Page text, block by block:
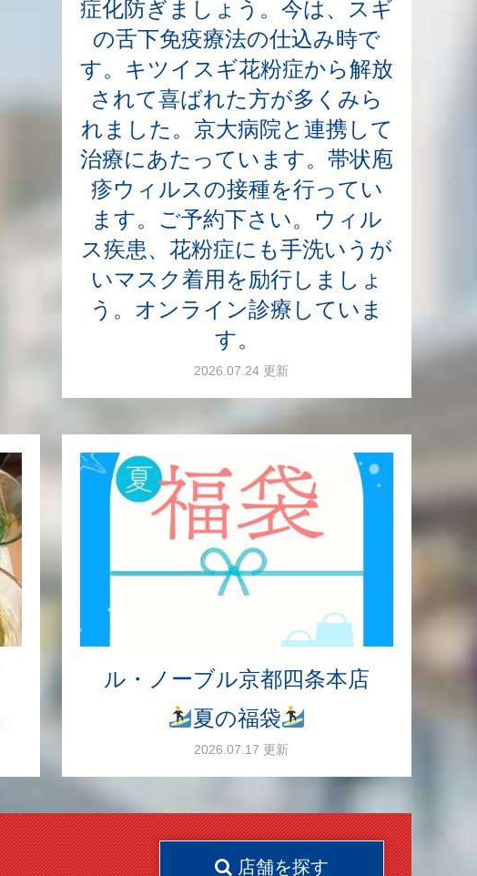
症化防ぎましょう。今は、スギ
の舌下免疫療法の仕込み時で
す。キツイスギ花粉症から解放
されて喜ばれた方が多くみら
れました。京大病院と連携して
治療にあたっています。帯状庖
疹ウィルスの接種を行ってい
ます。ご予約下さい。ウィル
ス疾患、花粉症にも手洗いうが
いマスク着用を励行しましょ
う。オンライン診療していま
す。
2026.07.24 更新
ル・ノーブル京都四条本店
夏の福袋
2026.07.17 更新
店舗を探す